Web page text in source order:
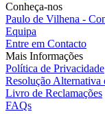
Conheça-nos
Paulo de Vilhena -
Equipa
Entre em Contacto
Mais Informações
Política de Privacidade
Resolução Alternativa
Livro de Reclamações
FAQs